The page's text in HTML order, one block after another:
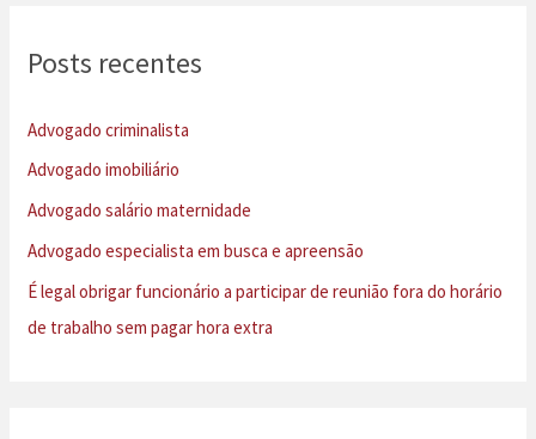
i
p
o
r
:
Posts recentes
Advogado criminalista
Advogado imobiliário
Advogado salário maternidade
Advogado especialista em busca e apreensão
É legal obrigar funcionário a participar de reunião fora do horário
de trabalho sem pagar hora extra